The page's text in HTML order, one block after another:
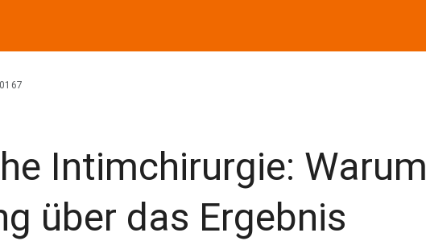
Intimchirurgie: Warum
über das Ergebnis